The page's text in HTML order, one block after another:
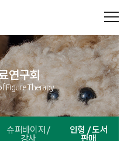
연구회
Figure Therapy
슈퍼바이저 /
강사
인형 / 도서
판매